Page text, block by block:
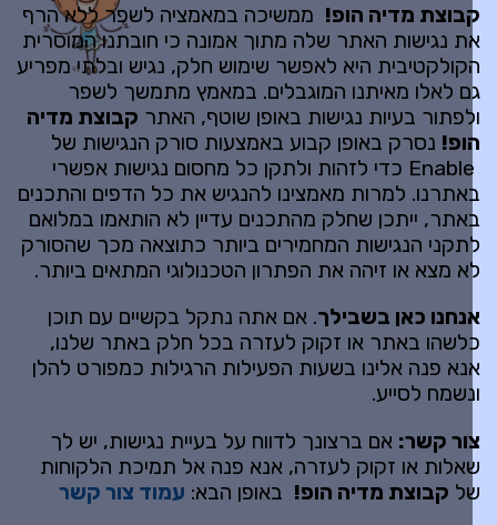
מדיה הופ!ממשיכה במאמציה לשפר ללא הרף
נגישות האתר שלה מתוך אמונה כי חובתנו המוסרית
היא לאפשר שימוש חלק, נגיש ובלתי מפריע
לאלו מאיתנו המוגבלים. במאמץ מתמשך לשפר
בעיות נגישות באופן שוטף, האתרקבוצת מדיה
!נסרק באופן קבוע באמצעות סורק הנגישות של
Enable כדי לזהות ולתקן כל מחסום נגישות אפשרי
למרות מאמצינו להנגיש את כל הדפים והתכנים
ייתכן שחלק מהתכנים עדיין לא הותאמו במלואם
הנגישות המחמירים ביותר כתוצאה מכך שהסורק
מצא או זיהה את הפתרון הטכנולוגי המתאים ביותר.
כאן בשבילך. אם אתה נתקל בקשיים עם תוכן
באתר או זקוק לעזרה בכל חלק באתר שלנו,
פנה אלינו בשעות הפעילות הרגילות כמפורט להלן
לסייע.
קשר:אם ברצונך לדווח על בעיית נגישות, יש לך
או זקוק לעזרה, אנא פנה אל תמיכת הלקוחות
קבוצת מדיה הופ!באופן הבא:עמוד צור קשר